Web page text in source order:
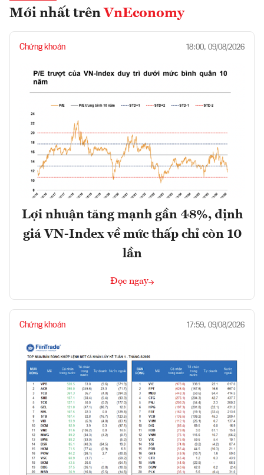
Mới nhất trên VnEconomy
Chứng khoán 18:00, 09/08/2026
Lợi nhuận tăng mạnh gần 48%, định
giá VN-Index về mức thấp chỉ còn 10
lần
Đọc ngay
Chứng khoán 17:59, 09/08/2026